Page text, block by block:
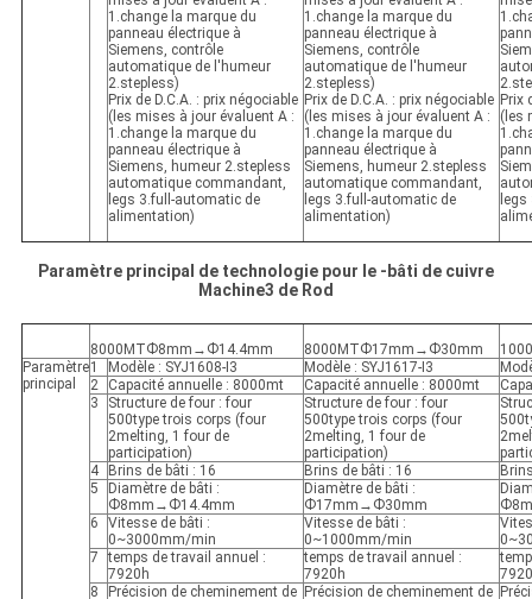
1.change la marque du
panneau électrique à
Siemens, contrôle
automatique de l'humeur
2.stepless)
Prix de D.C.A. : prix négociable
(les mises à jour évaluent A :
1.change la marque du
panneau électrique à
Siemens, humeur 2.stepless
automatique commandant,
legs 3.full-automatic de
alimentation)
1.change la marque du
panneau électrique à
Siemens, contrôle
automatique de l'humeur
2.stepless)
Prix de D.C.A. : prix négociable
(les mises à jour évaluent A :
1.change la marque du
panneau électrique à
Siemens, humeur 2.stepless
automatique commandant,
legs 3.full-automatic de
alimentation)
Prix
(les
Paramètre principal de technologie pour le -bâti de cuivre
Machine3 de Rod
8000MTФ8mm→Ф14.4mm 8000MTФ17mm→Ф30mm
Paramètre
principal
1 Modèle : SYJ1608-I3 Modèle : SYJ1617-I3
2
Capacité annuelle : 8000mt Capacité annuelle : 8000mt
3
Structure de four : four
500type trois corps (four
2melting, 1 four de
participation)
Structure de four : four
500type trois corps (four
2melting, 1 four de
participation)
4
Brins de bâti : 16 Brins de bâti : 16
5
Diamètre de bâti :
Ф8mm→Ф14.4mm
Diamètre de bâti :
Ф17mm→Ф30mm
6
Vitesse de bâti :
0~3000mm/min
Vitesse de bâti :
0~1000mm/min
7
temps de travail annuel :
7920h
temps de travail annuel :
7920h
8
Précision de cheminement de Précision de cheminement de